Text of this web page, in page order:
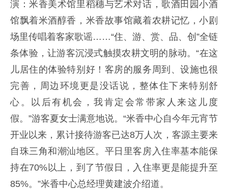
演：米香美术馆里稻穗与艺术对话，歌酒田园小酒
馆飘着米酒醇香，米香故事馆藏着农耕记忆，小剧
场里传唱着客家歌谣……“住、游、赏、品、创”全链
条体验，让游客沉浸式触摸农耕文明的脉动。“在这
儿居住的体验特别好！客房的服务周到、设施也很
完善，周边环境更是没话说，整体住下来特别舒
心。以后有机会，我肯定会常带家人来这儿度
假。”游客夏女士满意地说。“米香中心自今年元宵节
开业以来，累计接待游客已达8万人次，客源主要来
自珠三角和潮汕地区。平日里客房入住率基本能保
持在70%以上，到了节假日，入住率更是能提升至
85%。”米香中心总经理黄建波介绍道。